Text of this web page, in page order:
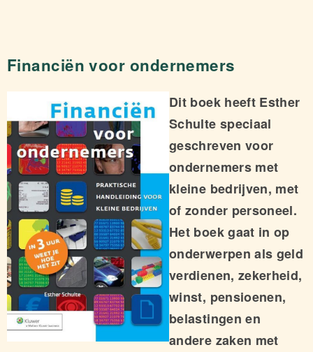
Financiën voor ondernemers
Dit boek heeft Esther
Schulte speciaal
geschreven voor
ondernemers met
kleine bedrijven, met
of zonder personeel.
Het boek gaat in op
onderwerpen als geld
verdienen, zekerheid,
winst, pensioenen,
belastingen en
andere zaken met